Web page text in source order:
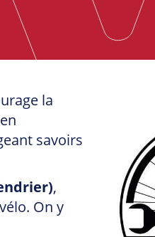
la
savoirs
,
On y